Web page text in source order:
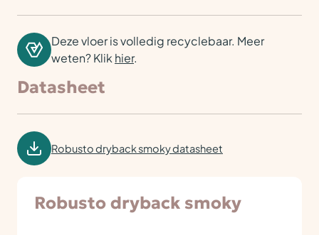
Deze vloer is volledig recyclebaar. Meer
weten? Klik hier.
Datasheet
Robusto dryback smoky datasheet
Robusto dryback smoky